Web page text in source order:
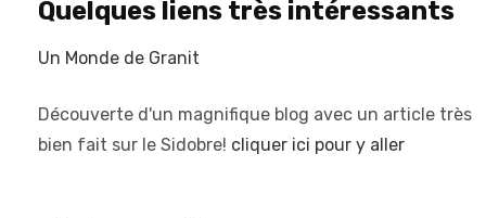
Quelques liens très intéressants
Un Monde de Granit
Découverte d'un magnifique blog avec un article très
bien fait sur le Sidobre! cliquer ici pour y aller